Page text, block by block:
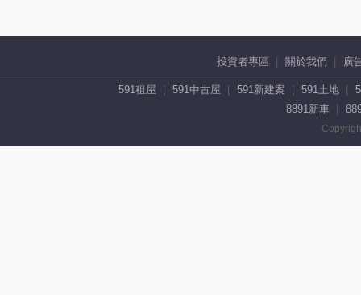
投資者專區 關於我們 廣
591租屋 591中古屋 591新建案 591土地
8891新車